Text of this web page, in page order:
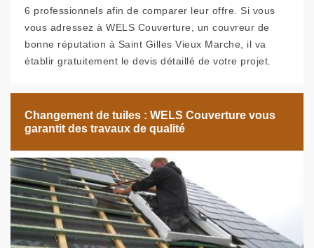
6 professionnels afin de comparer leur offre. Si vous
vous adressez à WELS Couverture, un couvreur de
bonne réputation à Saint Gilles Vieux Marche, il va
établir gratuitement le devis détaillé de votre projet.
Changement de tuiles : WELS Couverture vous
garantit des travaux de qualité